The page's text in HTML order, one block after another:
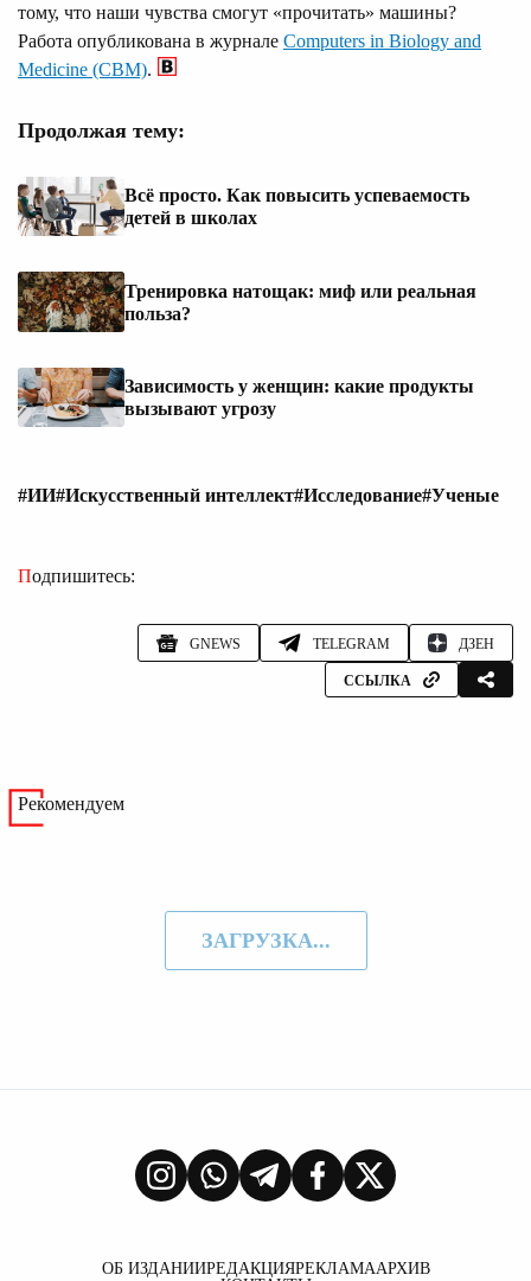
тому, что наши чувства смогут «прочитать» машины?
Работа опубликована в журнале Computers in Biology and
Medicine (CBM).
Продолжая тему:
Всё просто. Как повысить успеваемость
детей в школах
Тренировка натощак: миф или реальная
польза?
Зависимость у женщин: какие продукты
вызывают угрозу
#ИИ#Искусственный интеллект#Исследование#Ученые
Подпишитесь:
GNEWS TELEGRAM ДЗЕН
ССЫЛКА
Рекомендуем
ЗАГРУЗКА...
ОБ ИЗДАНИИРЕДАКЦИЯРЕКЛАМААРХИВ